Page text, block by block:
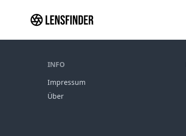
INFO
Impressum
Über